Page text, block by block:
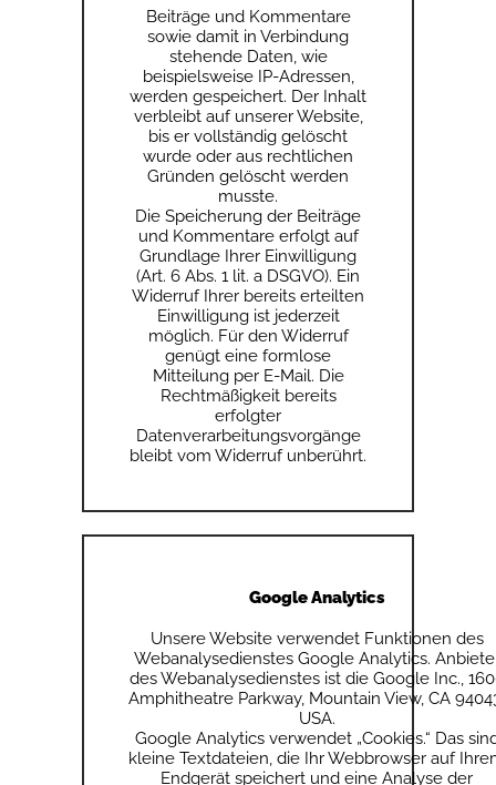
Beiträge und Kommentare
sowie damit in Verbindung
stehende Daten, wie
beispielsweise IP-Adressen,
werden gespeichert. Der Inhalt
verbleibt auf unserer Website,
bis er vollständig gelöscht
wurde oder aus rechtlichen
Gründen gelöscht werden
musste.
Die Speicherung der Beiträge
und Kommentare erfolgt auf
Grundlage Ihrer Einwilligung
(Art. 6 Abs. 1 lit. a DSGVO). Ein
Widerruf Ihrer bereits erteilten
Einwilligung ist jederzeit
möglich. Für den Widerruf
genügt eine formlose
Mitteilung per E-Mail. Die
Rechtmäßigkeit bereits
erfolgter
Datenverarbeitungsvorgänge
bleibt vom Widerruf unberührt.
Google Analytics
Unsere Website verwendet Funktionen des
Webanalysedienstes Google Analytics.
des Webanalysedienstes ist die Google Inc.,
Amphitheatre Parkway, Mountain View, CA
USA.
Google Analytics verwendet „Cookies.“ Das
kleine Textdateien, die Ihr Webbrowser auf
Endgerät speichert und eine Analyse der